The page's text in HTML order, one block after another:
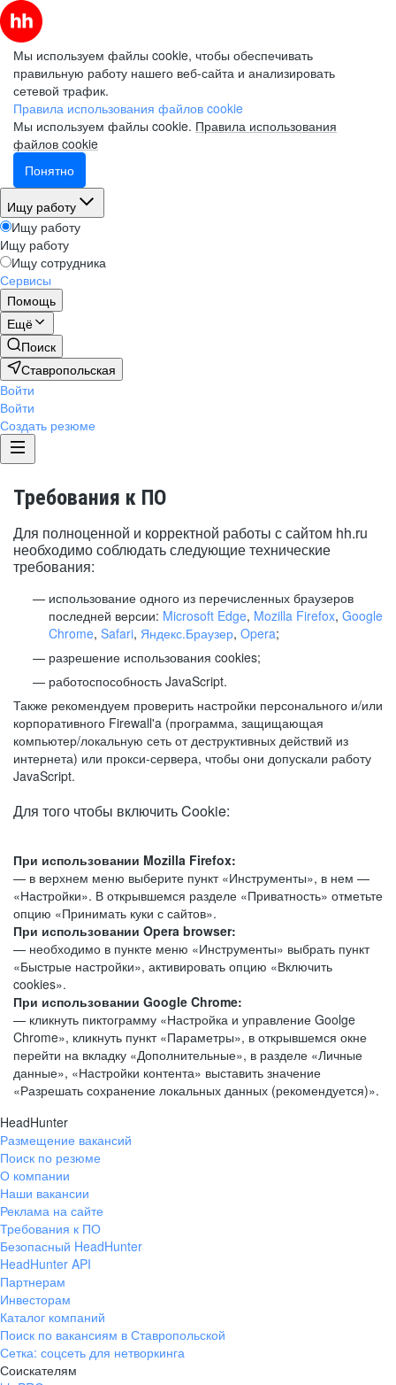
Мы используем файлы cookie, чтобы обеспечивать
правильную работу нашего веб-сайта и анализировать
сетевой трафик.
Правила использования файлов cookie
Мы используем файлы cookie. Правила использования
файлов cookie
Понятно
Ищу работу
Ищу работу
Ищу работу
Ищу сотрудника
Сервисы
Помощь
Ещё
Поиск
Ставропольская
Войти
Войти
Создать резюме
Требования к ПО
Для полноценной и корректной работы с сайтом hh.ru
необходимо соблюдать следующие технические
требования:
использование одного из перечисленных браузеров
последней версии: Microsoft Edge, Mozilla Firefox, Google
Chrome, Safari, Яндекс.Браузер, Opera;
разрешение использования cookies;
работоспособность JavaScript.
Также рекомендуем проверить настройки персонального и/или
корпоративного Firewall'a (программа, защищающая
компьютер/локальную сеть от деструктивных действий из
интернета) или прокси-сервера, чтобы они допускали работу
JavaScript.
Для того чтобы включить Cookie:
При использовании Mozilla Firefox:
— в верхнем меню выберите пункт «Инструменты», в нем —
«Настройки». В открывшемся разделе «Приватность» отметьте
опцию «Принимать куки с сайтов».
При использовании Opera browser:
— необходимо в пункте меню «Инструменты» выбрать пункт
«Быстрые настройки», активировать опцию «Включить
cookies».
При использовании Google Chrome:
— кликнуть пиктограмму «Настройка и управление Goolge
Chrome», кликнуть пункт «Параметры», в открывшемся окне
перейти на вкладку «Дополнительные», в разделе «Личные
данные», «Настройки контента» выставить значение
«Разрешать сохранение локальных данных (рекомендуется)».
HeadHunter
Размещение вакансий
Поиск по резюме
О компании
Наши вакансии
Реклама на сайте
Требования к ПО
Безопасный HeadHunter
HeadHunter API
Партнерам
Инвесторам
Каталог компаний
Поиск по вакансиям в Ставропольской
Сетка: соцсеть для нетворкинга
Соискателям